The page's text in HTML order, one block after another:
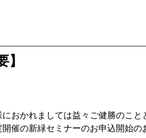
】
おかれましては益々ご健勝のこと
催の新緑セミナーのお申込開始の